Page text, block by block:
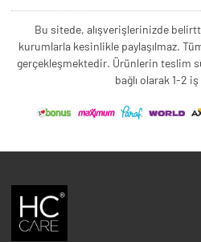
Bu sitede, alışverişlerinizde
kurumlarla kesinlikle paylaşılmaz.
gerçekleşmektedir. Ürünlerin teslim
bağlı olarak 1-2